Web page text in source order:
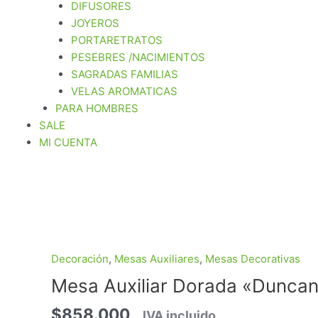
DIFUSORES
JOYEROS
PORTARETRATOS
PESEBRES /NACIMIENTOS
SAGRADAS FAMILIAS
VELAS AROMATICAS
PARA HOMBRES
SALE
MI CUENTA
Decoración, Mesas Auxiliares, Mesas Decorativas
Mesa Auxiliar Dorada
$858.000
Dorada
cantidad